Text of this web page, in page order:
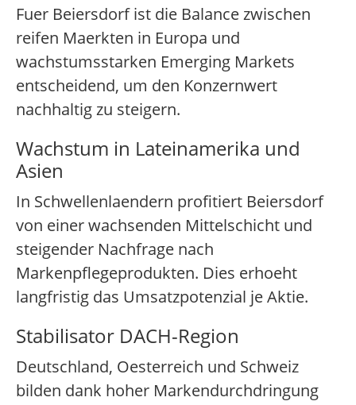
Fuer Beiersdorf ist die Balance zwischen
reifen Maerkten in Europa und
wachstumsstarken Emerging Markets
entscheidend, um den Konzernwert
nachhaltig zu steigern.
Wachstum in Lateinamerika und
Asien
In Schwellenlaendern profitiert Beiersdorf
von einer wachsenden Mittelschicht und
steigender Nachfrage nach
Markenpflegeprodukten. Dies erhoeht
langfristig das Umsatzpotenzial je Aktie.
Stabilisator DACH-Region
Deutschland, Oesterreich und Schweiz
bilden dank hoher Markendurchdringung